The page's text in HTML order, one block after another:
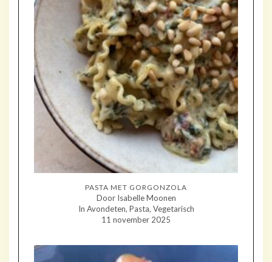
PASTA MET GORGONZOLA
Door Isabelle Moonen
In Avondeten, Pasta, Vegetarisch
11 november 2025